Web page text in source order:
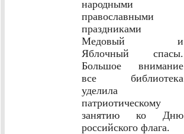
народными
православными
праздниками
Медовый и
Яблочный спасы.
Большое внимание
все библиотека
уделила
патриотическому
занятию ко Дню
российского флага.